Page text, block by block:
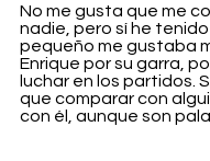
No me gusta que me
nadie, pero sí he
pequeño me gustaba
Enrique por su garra,
luchar en los partidos.
que comparar con
con él, aunque son